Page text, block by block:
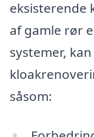
eksisterende
af gamle rør
systemer,
såsom: